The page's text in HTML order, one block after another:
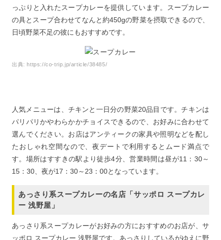
っぷりと入れたスープカレーを提供しています。スープカレー
の具とスープ合わせてなんと約450gの野菜を摂取できるので、
日頃野菜不足の彼にもおすすめです。
出典:https://co-trip.jp/article/38485/
人気メニューは、チキンと一日分の野菜20品目です。チキンは
パリパリかやわらかかチョイスできるので、お好みに合わせて
選んでください。お店はアンティークの家具や照明などを配し
たおしゃれ空間なので、夜デートで利用するとムード満点で
す。場所はすすきの駅より徒歩4分、営業時間は昼が11：30～
15：30、夜が17：30～23：00となっています。
あっさり系スープカレーの名店「サッポロ スープカレ
ー 浅野屋」
あっさり系スープカレーがお好みの方におすすめのお店が、サ
ッポロ スープカレー 浅野屋です。あっさりしているがゆえに野